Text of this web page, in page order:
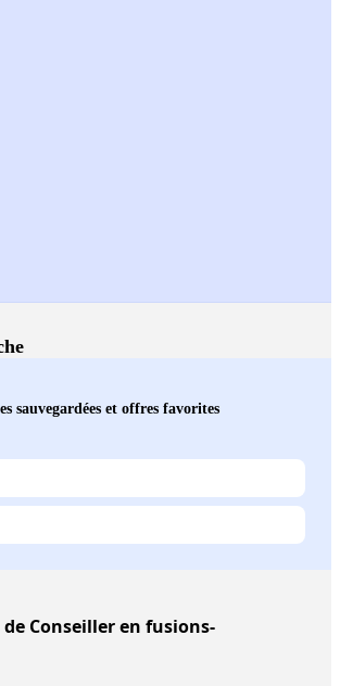
sauvegardées et offres favorites
Conseiller en fusions-